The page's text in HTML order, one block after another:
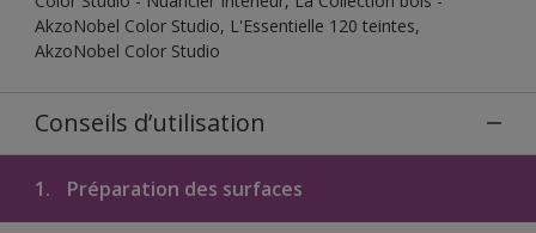
AkzoNobel Color Studio, L'Essentielle 120 teintes,
AkzoNobel Color Studio
Conseils d’utilisation
1. Préparation des surfaces